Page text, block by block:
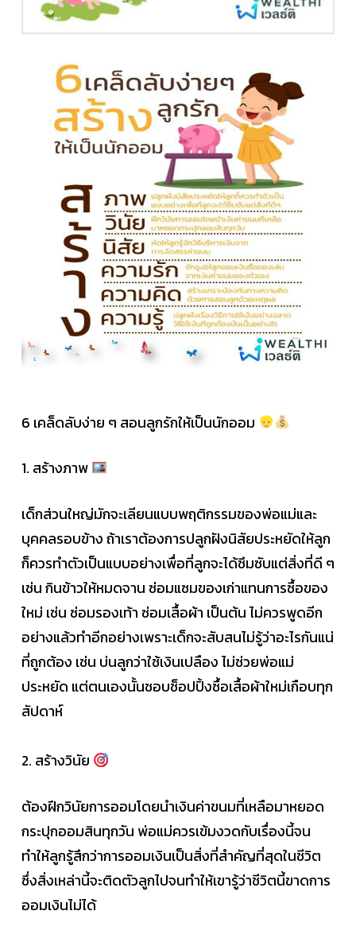
6 เคล็ดลับง่าย ๆ สอนลูกรักให้เป็นนักออม
1. สร้างภาพ
เด็กส่วนใหญ่มักจะเลียนแบบพฤติกรรมของพ่อแม่และ
บุคคลรอบข้าง ถ้าเราต้องการปลูกฝังนิสัยประหยัดให้ลูก
ก็ควรทำตัวเป็นแบบอย่างเพื่อที่ลูกจะได้ซึมซับแต่สิ่งที่ดี ๆ
เช่น กินข้าวให้หมดจาน ซ่อมแซมของเก่าแทนการซื้อของ
ใหม่ เช่น ซ่อมรองเท้า ซ่อมเสื้อผ้า เป็นต้น ไม่ควรพูดอีก
อย่างแล้วทำอีกอย่างเพราะเด็กจะสับสนไม่รู้ว่าอะไรกันแน่
ที่ถูกต้อง เช่น บ่นลูกว่าใช้เงินเปลือง ไม่ช่วยพ่อแม่
ประหยัด แต่ตนเองนั้นชอบช็อปปิ้งซื้อเสื้อผ้าใหม่เกือบทุก
สัปดาห์
2. สร้างวินัย
ต้องฝึกวินัยการออมโดยนำเงินค่าขนมที่เหลือมาหยอด
กระปุกออมสินทุกวัน พ่อแม่ควรเข้มงวดกับเรื่องนี้จน
ทำให้ลูกรู้สึกว่าการออมเงินเป็นสิ่งที่สำคัญที่สุดในชีวิต
ซึ่งสิ่งเหล่านี้จะติดตัวลูกไปจนทำให้เขารู้ว่าชีวิตนี้ขาดการ
ออมเงินไม่ได้